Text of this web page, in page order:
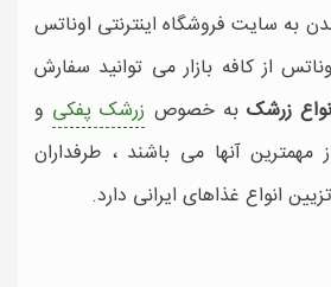
به سایت فروشگاه اینترنتی اوناتس
از کافه بازار می توانید سفارش
زرشک به خصوص زرشک پفکی و
مهمترین آنها می باشند ، طرفداران
انواع غذاهای ایرانی دارد.